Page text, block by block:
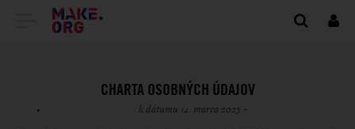
PREJSŤ
DOMOVSKÚ
STRÁNKU
CHARTA OSOBNÝCH ÚDAJOV
k dátumu 14. marca 2023 -